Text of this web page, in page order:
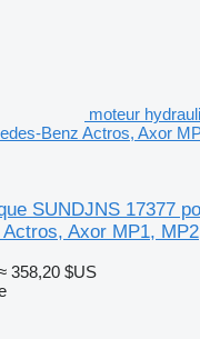
moteur
Benz Actros, Axor
SUNDJNS 17377
Axor MP1,
358,20 $US